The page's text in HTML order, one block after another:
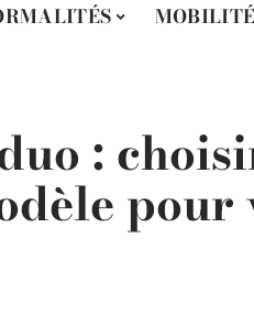
MOBILITÉ
:
pour